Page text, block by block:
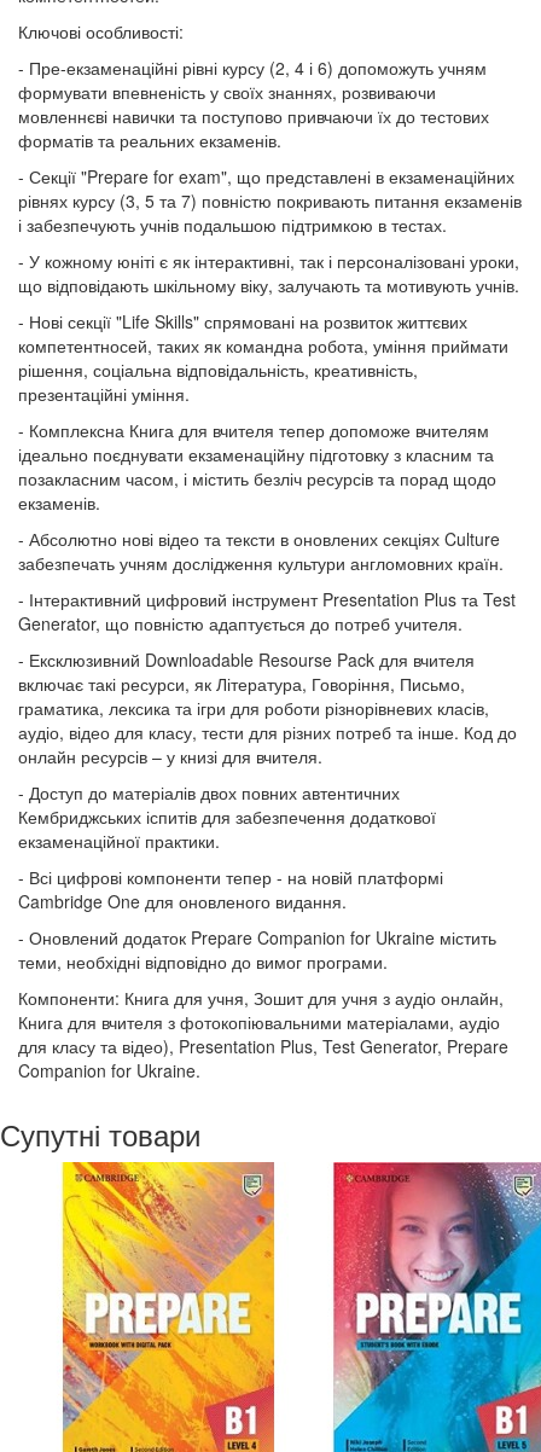
Ключові особливості:
- Пре-екзаменаційні рівні курсу (2, 4 і 6) допоможуть учням
формувати впевненість у своїх знаннях, розвиваючи
мовленнєві навички та поступово привчаючи їх до тестових
форматів та реальних екзаменів.
- Секції "Prepare for exam", що представлені в екзаменаційних
рівнях курсу (3, 5 та 7) повністю покривають питання екзаменів
і забезпечують учнів подальшою підтримкою в тестах.
- У кожному юніті є як інтерактивні, так і персоналізовані уроки,
що відповідають шкільному віку, залучають та мотивують учнів.
- Нові секції "Life Skills" спрямовані на розвиток життєвих
компетентносей, таких як командна робота, уміння приймати
рішення, соціальна відповідальність, креативність,
презентаційні уміння.
- Комплексна Книга для вчителя тепер допоможе вчителям
ідеально поєднувати екзаменаційну підготовку з класним та
позакласним часом, і містить безліч ресурсів та порад щодо
екзаменів.
- Абсолютно нові відео та тексти в оновлених секціях Culture
забезпечать учням дослідження культури англомовних країн.
- Інтерактивний цифровий інструмент Presentation Plus та Test
Generator, що повністю адаптується до потреб учителя.
- Ексклюзивний Downloadable Resourse Pack для вчителя
включає такі ресурси, як Література, Говоріння, Письмо,
граматика, лексика та ігри для роботи різнорівневих класів,
аудіо, відео для класу, тести для різних потреб та інше. Код до
онлайн ресурсів – у книзі для вчителя.
- Доступ до матеріалів двох повних автентичних
Кембриджських іспитів для забезпечення додаткової
екзаменаційної практики.
- Всі цифрові компоненти тепер - на новій платформі
Cambridge One для оновленого видання.
- Оновлений додаток Prepare Companion for Ukraine містить
теми, необхідні відповідно до вимог програми.
Компоненти: Книга для учня, Зошит для учня з аудіо онлайн,
Книга для вчителя з фотокопіювальними матеріалами, аудіо
для класу та відео), Presentation Plus, Test Generator, Prepare
Companion for Ukraine.
Супутні товари